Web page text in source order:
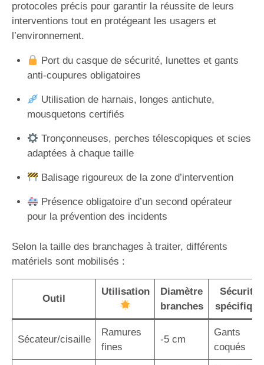
protocoles précis pour garantir la réussite de leurs
interventions tout en protégeant les usagers et
l’environnement.
Port du casque de sécurité, lunettes et gants
anti-coupures obligatoires
Utilisation de harnais, longes antichute,
mousquetons certifiés
Tronçonneuses, perches télescopiques et scies
adaptées à chaque taille
Balisage rigoureux de la zone d’intervention
Présence obligatoire d’un second opérateur
pour la prévention des incidents
Selon la taille des branchages à traiter, différents
matériels sont mobilisés :
Outil
Utilisation
Diamètre
branches
Sécurité
spécifique
Sécateur/cisaille
Ramures
fines
-5 cm
Gants
coqués